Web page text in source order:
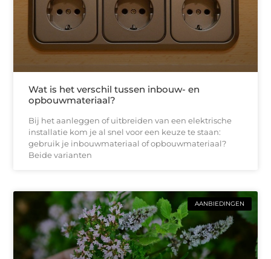
Wat is het verschil tussen inbouw- en
opbouwmateriaal?
Bij het aanleggen of uitbreiden van een elektrische
installatie kom je al snel voor een keuze te staan:
gebruik je inbouwmateriaal of opbouwmateriaal?
Beide varianten
AANBIEDINGEN